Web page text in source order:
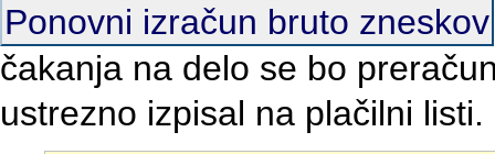
Ponovni izračun bruto zneskov
čakanja na delo se bo
ustrezno izpisal na plačilni listi.